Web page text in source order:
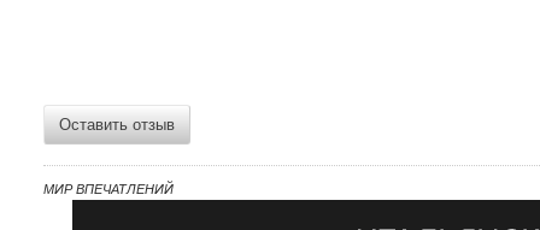
Оставить отзыв
МИР ВПЕЧАТЛЕНИЙ